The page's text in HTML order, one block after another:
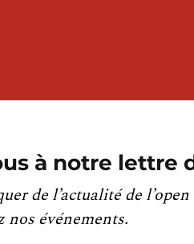
à notre lettre
de l’actualité de
événements.